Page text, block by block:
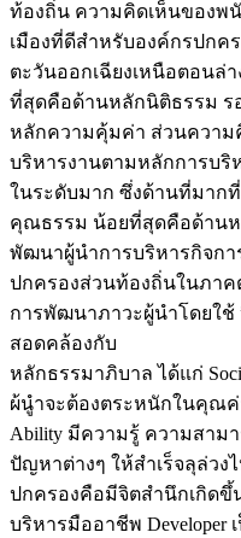
ท้องถิ่น ความคิดเห็นของพ
เมืองที่ดีสำหรับองค์กรปกค
ตะวันออกเฉียงเหนือตอนล่
ที่สุดคือด้านหลักนิติธรรม
หลักความคุ้มค่า ส่วนความ
บริหารงานตามหลักการบริ
ในระดับมาก ซึ่งด้านที่มาก
คุณธรรม น้อยที่สุดคือด้าน
พัฒนาผู้นำการบริหารกิจกา
ปกครองส่วนท้องถิ่นในภาค
การพัฒนาภาวะผู้นำโดยใช้
สอดคล้องกับ
หลักธรรมาภิบาล ได้แก่
ผ้นูำจะต้องตระหนักในคุณค่
Ability มีความรู้ ความสาม
ปัญหาต่างๆ ให้สำเร็จลุล่วง
ปกครองคือมีจิตสำนึกเกิดขึ้
บริหารมืออาชีพ